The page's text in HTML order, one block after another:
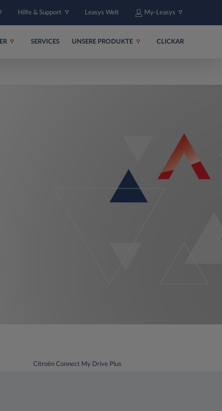
Hilfe & Support Leasys Welt My-Leasys
SERVICES UNSERE PRODUKTE CLICKAR
Citroën Connect My Drive Plus